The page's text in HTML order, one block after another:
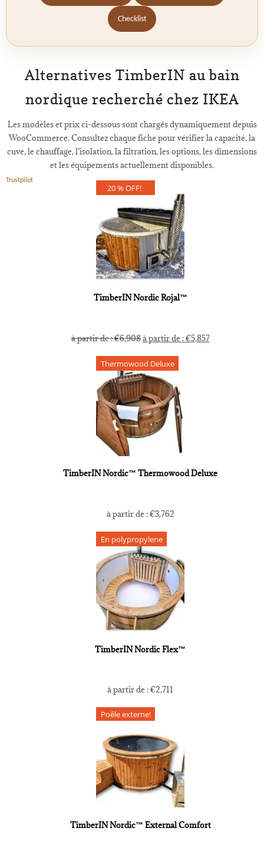
Checklist
Alternatives TimberIN au bain
nordique recherché chez IKEA
Les modèles et prix ci-dessous sont chargés dynamiquement depuis
WooCommerce. Consultez chaque fiche pour vérifier la capacité, la
cuve, le chauffage, l’isolation, la filtration, les options, les dimensions
et les équipements actuellement disponibles.
Trustpilot
20 % OFF!
TimberIN Nordic Rojal™
à partir de :€6,908à partir de :€5,857
Thermowood Deluxe
TimberIN Nordic™ Thermowood Deluxe
à partir de :€3,762
En polypropylene
TimberIN Nordic Flex™
à partir de :€2,711
Poêle externe!
TimberIN Nordic™ External Comfort